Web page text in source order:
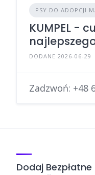
PSY DO ADOPCJI
KUMPEL -
DODANE 2026-06-29
Zadzwoń: +48
Dodaj Bezpłatne